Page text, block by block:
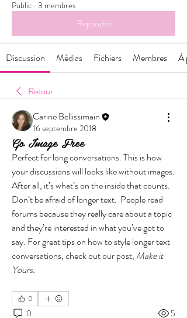
Public · 3 membres
Rejoindre
Discussion Médias Fichiers Membres À
Retour
Carine Bellissimain
16 septembre 2018
Go Image Free
Perfect for long conversations. This is how
your discussions will looks like without images.
After all, it’s what’s on the inside that counts.
Don’t be afraid of longer text.  People read
forums because they really care about a topic
and they’re interested in what you’ve got to
say. For great tips on how to style longer text
conversations, check out our post, Make it
Yours.
0
0 5